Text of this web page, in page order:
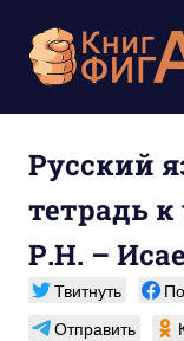
содержимому
Русский
тетрадь
Р.Н. –
Твитнуть
Отправить